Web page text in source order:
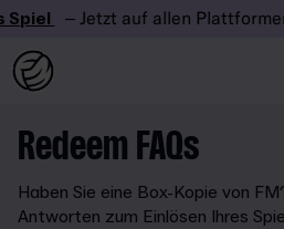
– Jetzt auf allen Plattformen
Redeem FAQs
Haben Sie eine Box-Kopie von
Antworten zum Einlösen Ihres